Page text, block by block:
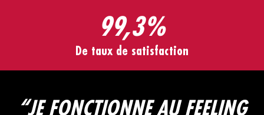
99,3%
De taux de satisfaction
“JE FONCTIONNE AU FEELING